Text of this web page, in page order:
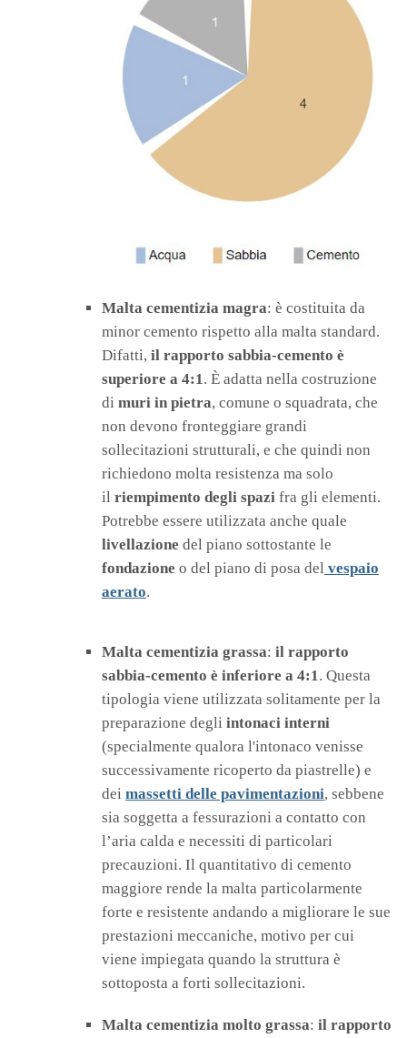
Malta cementizia magra: è costituita da
minor cemento rispetto alla malta standard.
Difatti, il rapporto sabbia-cemento è
superiore a 4:1. È adatta nella costruzione
di muri in pietra, comune o squadrata, che
non devono fronteggiare grandi
sollecitazioni strutturali, e che quindi non
richiedono molta resistenza ma solo
il riempimento degli spazi fra gli elementi.
Potrebbe essere utilizzata anche quale
livellazione del piano sottostante le
fondazione o del piano di posa del vespaio
aerato.
Malta cementizia grassa: il rapporto
sabbia-cemento è inferiore a 4:1. Questa
tipologia viene utilizzata solitamente per la
preparazione degli intonaci interni
(specialmente qualora l'intonaco venisse
successivamente ricoperto da piastrelle) e
dei massetti delle pavimentazioni, sebbene
sia soggetta a fessurazioni a contatto con
l’aria calda e necessiti di particolari
precauzioni. Il quantitativo di cemento
maggiore rende la malta particolarmente
forte e resistente andando a migliorare le sue
prestazioni meccaniche, motivo per cui
viene impiegata quando la struttura è
sottoposta a forti sollecitazioni.
Malta cementizia molto grassa: il rapporto